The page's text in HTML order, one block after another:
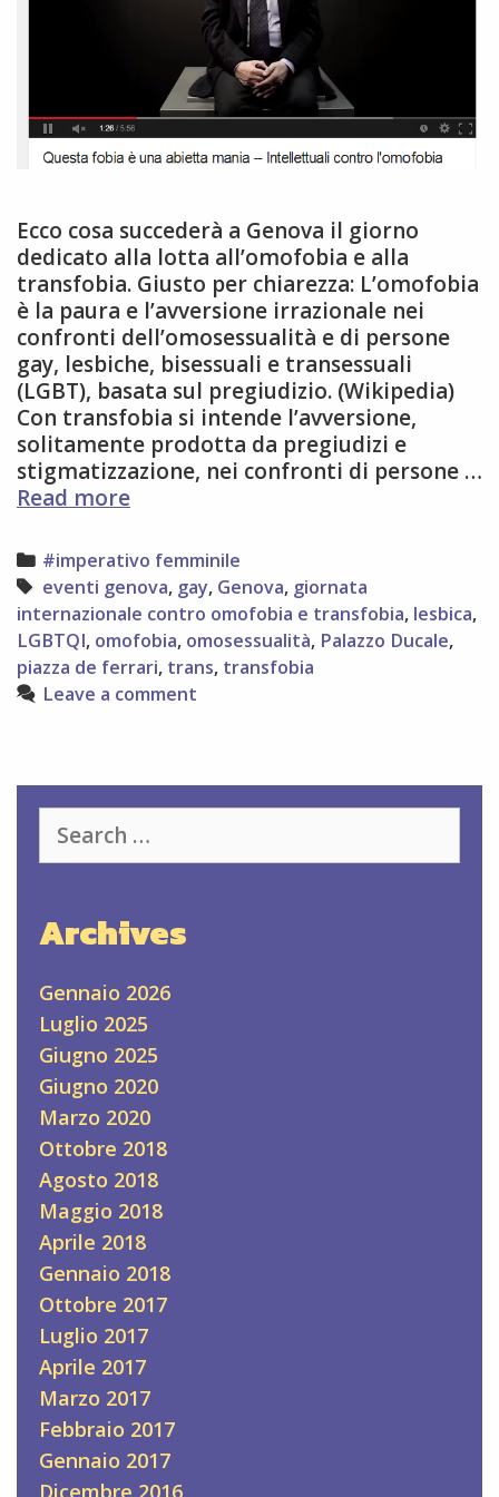
Ecco cosa succederà a Genova il giorno
dedicato alla lotta all’omofobia e alla
transfobia. Giusto per chiarezza: L’omofobia
è la paura e l’avversione irrazionale nei
confronti dell’omosessualità e di persone
gay, lesbiche, bisessuali e transessuali
(LGBT), basata sul pregiudizio. (Wikipedia)
Con transfobia si intende l’avversione,
solitamente prodotta da pregiudizi e
stigmatizzazione, nei confronti di persone …
Read more17
Giornata
internazionale
contro
l’omofobia
e
la
transfobia
Categories
#imperativo femminile
Tags
eventi genova, gay, Genova, giornata
internazionale contro omofobia e transfobia, lesbica,
LGBTQI, omofobia, omosessualità, Palazzo Ducale,
piazza de ferrari, trans, transfobia
Leave a comment
for:
Archives
Gennaio 2026
Luglio 2025
Giugno 2025
Giugno 2020
Marzo 2020
Ottobre 2018
Agosto 2018
Maggio 2018
Aprile 2018
Gennaio 2018
Ottobre 2017
Luglio 2017
Aprile 2017
Marzo 2017
Febbraio 2017
Gennaio 2017
Dicembre 2016